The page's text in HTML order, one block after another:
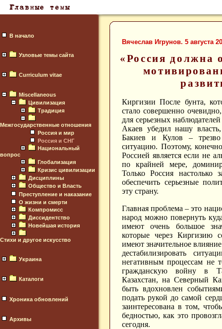
В начало
Узловые темы сайта
Curriculum vitae
Miscellaneous
Цивилизация
Традиция
Межгосударственные отношения
Россия и мир
Россия и СНГ
Национальный
вопрос
Глобализация
Кризис цивилизации
Дисциплины
Общество и Власть
Преступление и наказание
О жизни и смерти
Компромисс
Диссидентство
Новейшая история
Стихи и другое искусство
Украина
Каталоги
Хроника обновлений
Архивы
Вячеслав Игрунов. 5 августа
«Россия должна
Киргизии После бунта,
стало совершенно
для серьезных
Акаев убедил нашу
Бакиев и Кулов –
ситуацию. Поэтому,
Россией является если не
по крайней мере,
Только Россия настолько
обеспечить серьезные
эту страну.
Главная проблема – это
народ можно повернуть
имеют очень большое
которые через Киргизию
имеют значительное
дестабилизировать
негативным процессам не
гражданскую войну в
Казахстан, на Северный
быть вдохновлен
подать рукой до самой
заинтересована в том,
бедностью, как это
сегодня.